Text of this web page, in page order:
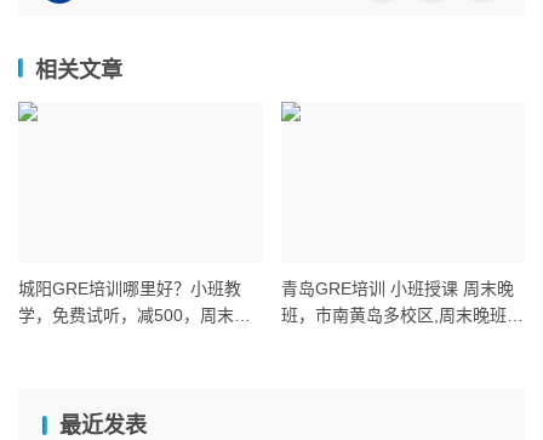
相关文章
城阳GRE培训哪里好？小班教
学，免费试听，减500，周末晚
青岛GRE培训 小班授课 周末晚
班，市南黄岛多校区,周末晚班一
最近发表